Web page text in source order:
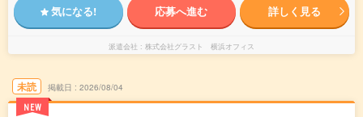
気になる! 応募へ進む 詳しく見る
派遣会社 株式会社グラスト 横浜オフィス
未読
NEW
掲載日 2026/08/04